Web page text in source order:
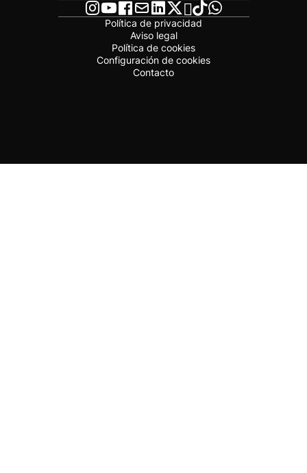
Política de privacidad
Aviso legal
Política de cookies
Configuración de cookies
Contacto